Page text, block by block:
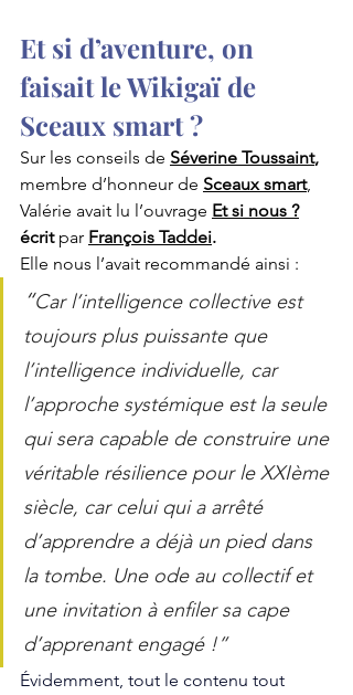
Et si d’aventure, on
faisait le Wikigaï de
Sceaux smart ?
Sur les conseils de Séverine Toussaint,
membre d’honneur de Sceaux smart,
Valérie avait lu l’ouvrage Et si nous ?
écrit par François Taddei.
Elle nous l’avait recommandé ainsi :
“Car l’intelligence collective est
toujours plus puissante que
l’intelligence individuelle, car
l’approche systémique est la seule
qui sera capable de construire une
véritable résilience pour le XXIème
siècle, car celui qui a arrêté
d’apprendre a déjà un pied dans
la tombe. Une ode au collectif et
une invitation à enfiler sa cape
d’apprenant engagé !”
Évidemment, tout le contenu tout